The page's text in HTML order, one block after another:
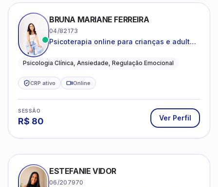
BRUNA MARIANE FERREIRA
04/82173
Psicoterapia online para crianças e adultos
reduzir a ansiedade e construir uma vida
Psicologia Clínica, Ansiedade, Regulação Emocional
CRP ativo Online
SESSÃO
R$ 80 Ver Perfil
ESTEFANIE VIDOR
06/207970